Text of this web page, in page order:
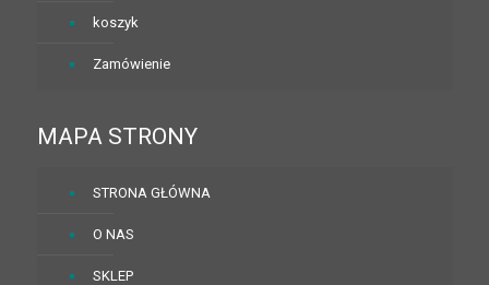
koszyk
Zamówienie
MAPA STRONY
STRONA GŁÓWNA
O NAS
SKLEP